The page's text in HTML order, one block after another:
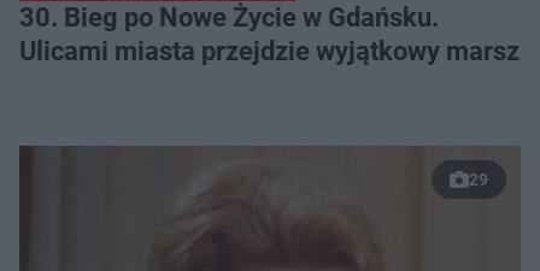
30. Bieg po Nowe Życie w Gdańsku.
Ulicami miasta przejdzie wyjątkowy marsz
29